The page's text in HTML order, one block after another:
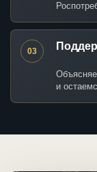
03
и